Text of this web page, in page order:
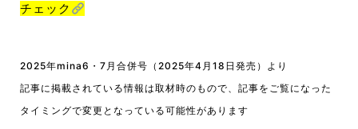
チェック
2025年mina6・7月合併号（2025年4月18日発売）より
記事に掲載されている情報は取材時のもので、記事をご覧になった
タイミングで変更となっている可能性があります